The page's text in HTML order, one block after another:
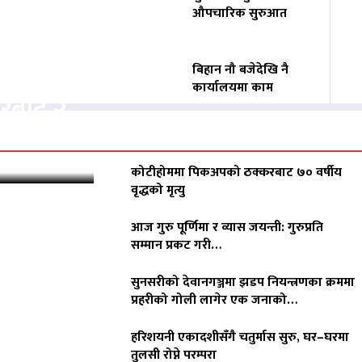
औपचारिक सुरुआत
बिहान नौ बजेदेखि नै
कार्यालयमा काम
कोटीहोममा पिकअपको ठक्करबाट ७० वर्षीय
वृद्धको मृत्यु
आज गुरु पूर्णिमा र व्यास जयन्ती: गुरुप्रति
सम्मान प्रकट गरी…
सुनसरीको देवानगञ्जमा झडप नियन्त्रणका क्रममा
प्रहरीको गोली लागेर एक जनाको…
हरिशयनी एकादशीसँगै चतुर्मास सुरु, घर–घरमा
तुलसी रोप्ने परम्परा